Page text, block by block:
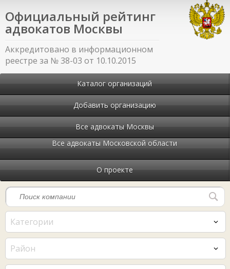
Официальный рейтинг
адвокатов Москвы
Аккредитовано в информационном
реестре за № 38-03 от 10.10.2015
Каталог организаций
Добавить организацию
Все адвокаты Москвы
Все адвокаты Московской области
О проекте
Категории
Район